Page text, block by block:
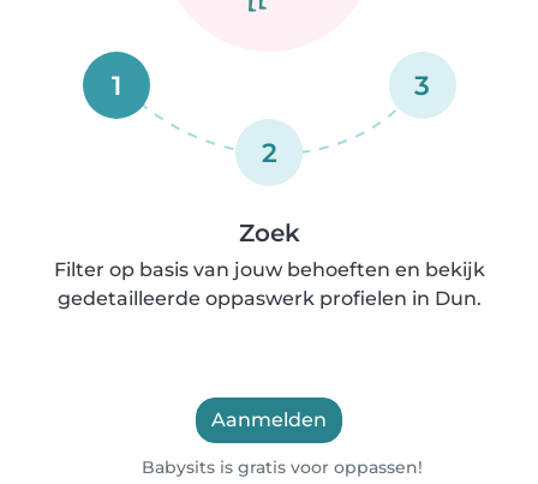
1
2
3
Zoek
Filter op basis van jouw behoeften en bekijk
gedetailleerde oppaswerk profielen in Dun.
Aanmelden
Babysits is gratis voor oppassen!